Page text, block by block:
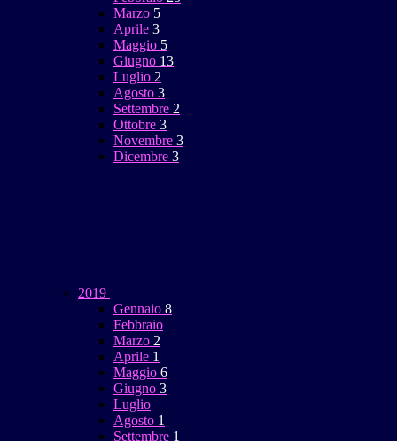
Marzo 5
Aprile 3
Maggio 5
Giugno 13
Luglio 2
Agosto 3
Settembre 2
Ottobre 3
Novembre 3
Dicembre 3
2019
Gennaio 8
Febbraio
Marzo 2
Aprile 1
Maggio 6
Giugno 3
Luglio
Agosto 1
Settembre 1